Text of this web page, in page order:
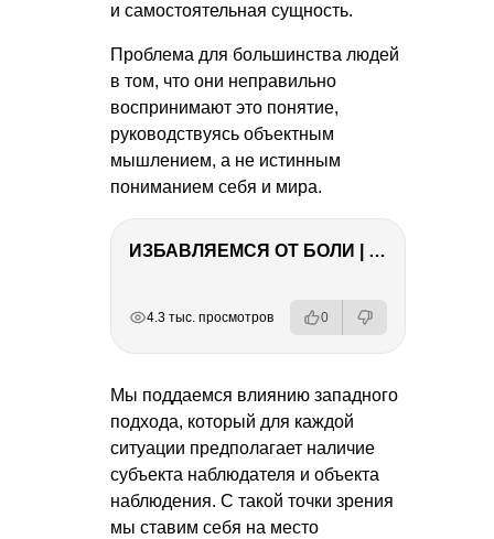
и самостоятельная сущность.
Проблема для большинства людей
в том, что они неправильно
воспринимают это понятие,
руководствуясь объектным
мышлением, а не истинным
пониманием себя и мира.
ИЗБАВЛЯЕМСЯ ОТ БОЛИ | Важность режима и питания
4.3 тыс. просмотров 0
Мы поддаемся влиянию западного
подхода, который для каждой
ситуации предполагает наличие
субъекта наблюдателя и объекта
наблюдения. С такой точки зрения
мы ставим себя на место